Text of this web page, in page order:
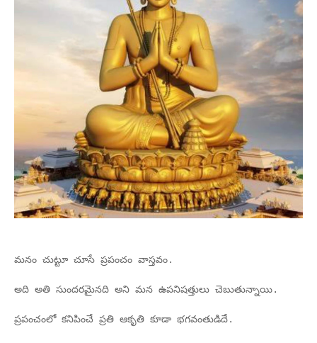
మనం చుట్టూ చూసే ప్రపంచం వాస్తవం.
అది అతి సుందరమైనది అని మన ఉపనిషత్తులు చెబుతున్నాయి.
ప్రపంచంలో కనిపించే ప్రతి ఆకృతి కూడా భగవంతుడిదే.